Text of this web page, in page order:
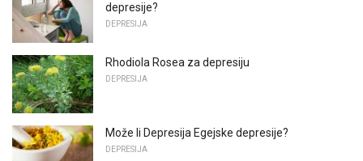
depresije?
DEPRESIJA
Rhodiola Rosea za depresiju
DEPRESIJA
Može li Depresija Egejske depresije?
DEPRESIJA